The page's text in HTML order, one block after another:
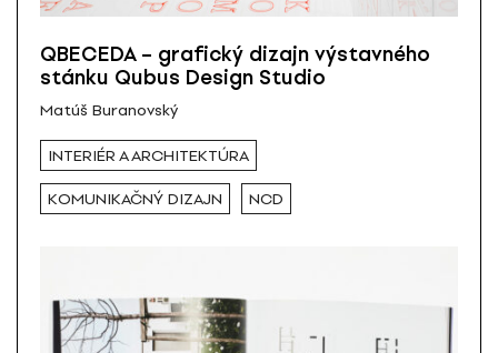
QBECEDA – grafický dizajn výstavného
stánku Qubus Design Studio
Matúš Buranovský
INTERIÉR A ARCHITEKTÚRA
KOMUNIKAČNÝ DIZAJN NCD